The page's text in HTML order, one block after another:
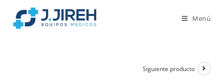
Menú
Siguiente producto